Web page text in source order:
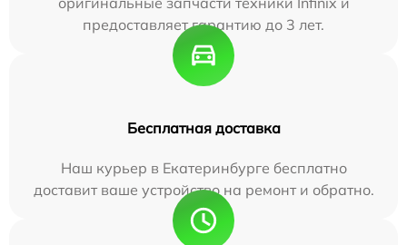
предоставляет гарантию до 3 лет.
Бесплатная доставка
Наш курьер в Екатеринбурге бесплатно
доставит ваше устройство на ремонт и обратно.